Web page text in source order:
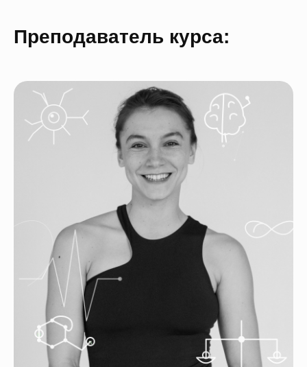
Преподаватель курса: